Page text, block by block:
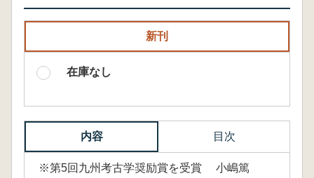
新刊
在庫なし
内容 目次
※第5回九州考古学奨励賞を受賞 小嶋篤